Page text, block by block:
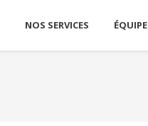
NOS SERVICES ÉQUIPE